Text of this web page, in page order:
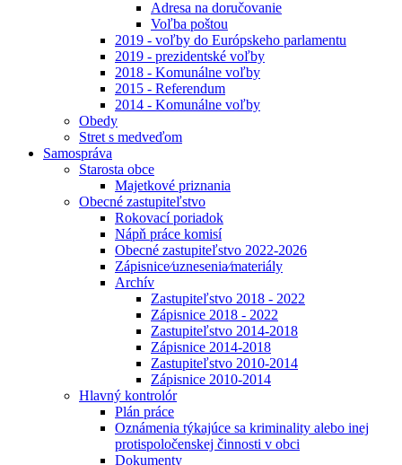
Adresa na doručovanie
Voľba poštou
2019 - voľby do Európskeho parlamentu
2019 - prezidentské voľby
2018 - Komunálne voľby
2015 - Referendum
2014 - Komunálne voľby
Obedy
Stret s medveďom
Samospráva
Starosta obce
Majetkové priznania
Obecné zastupiteľstvo
Rokovací poriadok
Nápň práce komisí
Obecné zastupiteľstvo 2022-2026
Zápisnice⁄uznesenia⁄materiály
Archív
Zastupiteľstvo 2018 - 2022
Zápisnice 2018 - 2022
Zastupiteľstvo 2014-2018
Zápisnice 2014-2018
Zastupiteľstvo 2010-2014
Zápisnice 2010-2014
Hlavný kontrolór
Plán práce
Oznámenia týkajúce sa kriminality alebo inej
protispoločenskej činnosti v obci
Dokumenty